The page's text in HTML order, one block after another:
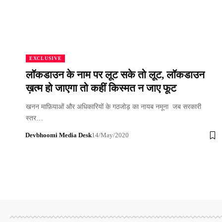
EXCLUSIVE
लॉकडाउन के नाम पर लूट सके तो लूट, लॉकडाउन
ख़त्म हो जाएगा तो कहीं किस्मत न जाए फूट
खनन माफ़ियाओं और अधिकारियों के गठजोड़ का नायब नमूना जब सरकारी
स्तर…
Devbhoomi Media Desk14/May/2020